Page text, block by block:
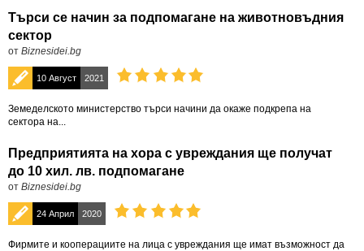
Търси се начин за подпомагане на животновъдния
сектор
от Biznesidei.bg
10 Август 2021
Земеделското министерство тъpcи начини да окаже подкрепа на
сектора на...
Предприятията на хора с увреждания ще получат
до 10 хил. лв. подпомагане
от Biznesidei.bg
24 Април 2020
Фирмите и кооперациите на лица с увреждания ще имат възможност да